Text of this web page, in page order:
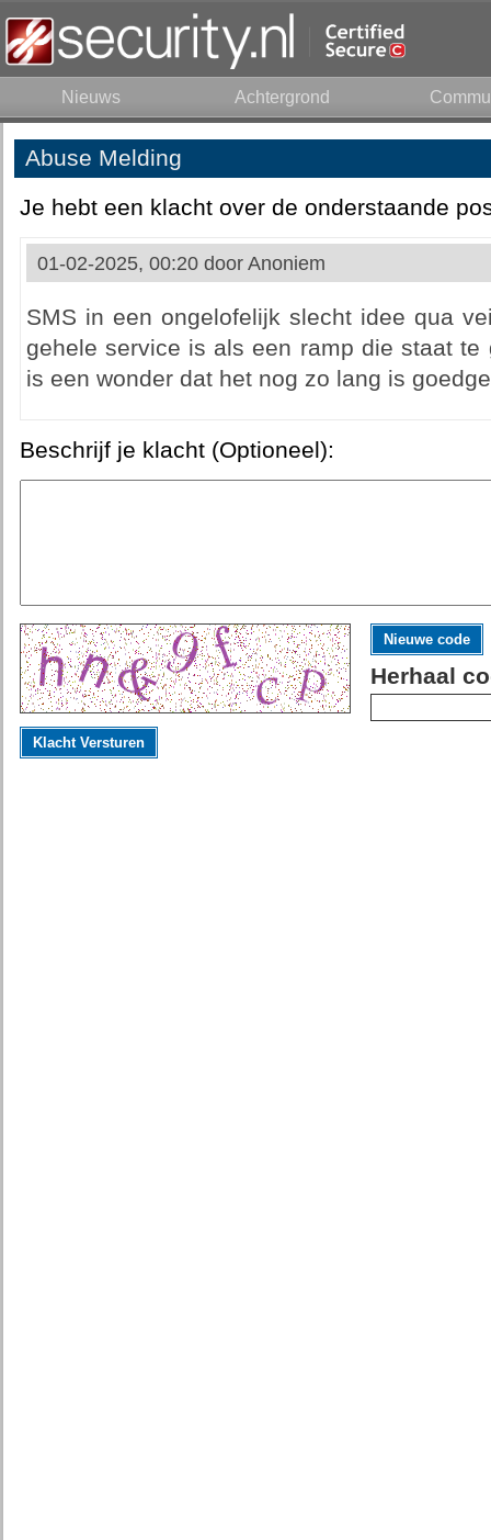
Nieuws Achtergrond
Abuse Melding
Je hebt een klacht over de onderstaande
01-02-2025, 00:20 door Anoniem
SMS in een ongelofelijk slecht idee qua
gehele service is als een ramp die staat
is een wonder dat het nog zo lang is
Beschrijf je klacht (Optioneel):
Nieuwe code
Herhaal
Klacht Versturen